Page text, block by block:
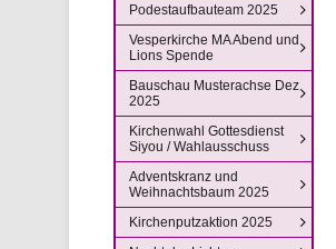
Podestaufbauteam 2025
Vesperkirche MA Abend und
Lions Spende
Bauschau Musterachse Dez
2025
Kirchenwahl Gottesdienst
Siyou / Wahlausschuss
Adventskranz und
Weihnachtsbaum 2025
Kirchenputzaktion 2025